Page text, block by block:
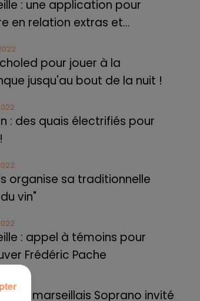
: une application pour
en relation extras et...
pour jouer à la
jusqu'au bout de la nuit !
: des quais électrifiés pour
organise sa traditionnelle
vin"
: appel à témoins pour
Frédéric Pache
marseillais Soprano invité